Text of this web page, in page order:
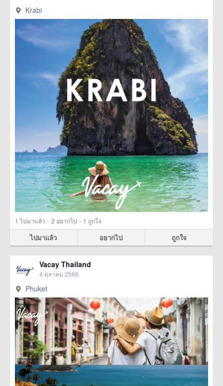
Krabi
1 ไปมาแล้ว · 2 อยากไป · 1 ถูกใจ
ไปมาแล้ว อยากไป ถูกใจ
Vacay Thailand
4 ตุลาคม 2566
Phuket